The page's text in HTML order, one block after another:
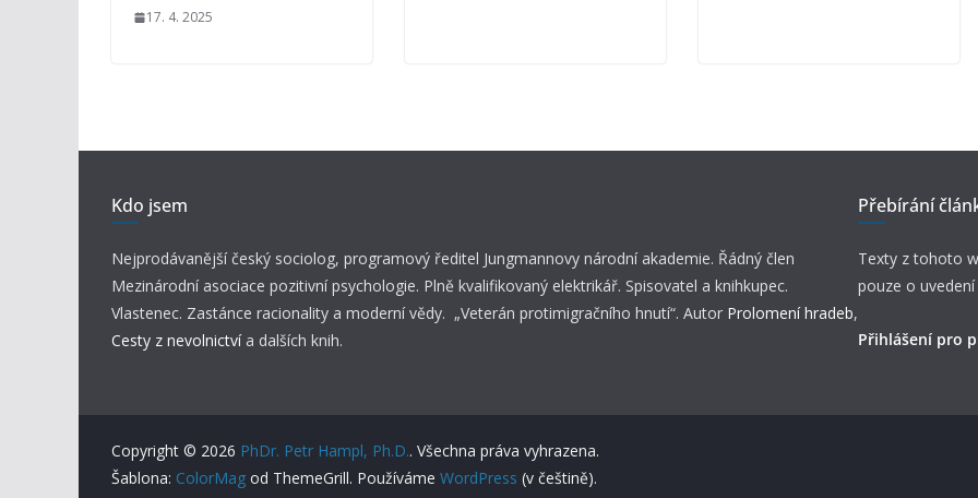
17. 4. 2025
Kdo jsem
Nejprodávanější český sociolog, programový ředitel Jungmannovy národní akademie. Řádný člen
Mezinárodní asociace pozitivní psychologie. Plně kvalifikovaný elektrikář. Spisovatel a knihkupec.
Vlastenec. Zastánce racionality a moderní vědy. „Veterán protimigračního hnutí“. Autor Prolomení hradeb,
Cesty z nevolnictví a dalších knih.
Přebírání
Texty z tohoto
pouze o
Přihlášení pro
Copyright © 2026 PhDr. Petr Hampl, Ph.D.. Všechna práva vyhrazena.
Šablona: ColorMag od ThemeGrill. Používáme WordPress (v češtině).